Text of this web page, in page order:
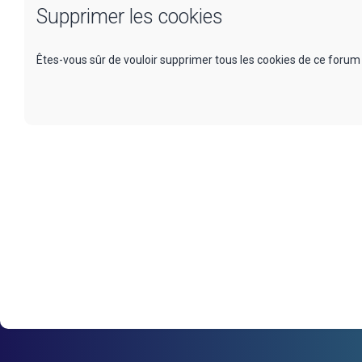
Supprimer les cookies
Êtes-vous sûr de vouloir supprimer tous les cookies de ce forum